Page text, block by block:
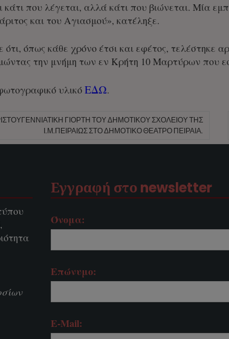
κάτι που λέγεται, αλλά κάτι που βιώνεται. Μία
και του Αγιασμού», κατέληξε.
όπως κάθε χρόνο έτσι και εφέτος, τελέστηκε
την μνήμη των εν Κρήτη 10 Μαρτύρων που
υλικόΕΔΩ.
ΓΙΟΡΤΉ ΤΟΥ ΔΗΜΟΤΙΚΟΎ ΣΧΟΛΕΊΟΥ ΤΗΣ
Ι.Μ.ΠΕΙΡΑΙΏΣ ΣΤΟ ΔΗΜΟΤΙΚΌ ΘΈΑΤΡΟ ΠΕΙΡΑΙΆ.
Εγγραφή στο newsletter
Όνομα:
Επώνυμο:
E-Mail: